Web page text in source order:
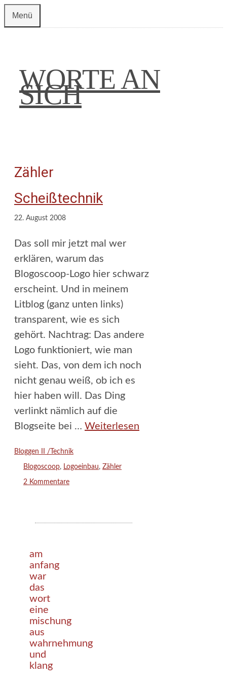
Zum
Inhalt
Menü
WORTE AN
SICH
Zähler
Scheißtechnik
22. August 2008
Das soll mir jetzt mal wer
erklären, warum das
Blogoscoop-Logo hier schwarz
erscheint. Und in meinem
Litblog (ganz unten links)
transparent, wie es sich
gehört. Nachtrag: Das andere
Logo funktioniert, wie man
sieht. Das, von dem ich noch
nicht genau weiß, ob ich es
hier haben will. Das Ding
verlinkt nämlich auf die
Blogseite bei … Weiterlesen
Kategorien
Bloggen II /Technik
Schlagwörter
Blogoscoop, Logoeinbau, Zähler
2 Kommentare
am
anfang
war
das
wort
eine
mischung
aus
wahrnehmung
und
klang